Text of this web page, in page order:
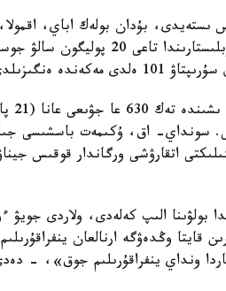
پوليگونى جۇمىس ىستەيدى، بۇدان بولەك اباي،
قازاقستان، باتىس قازاقستان جانە پاۆلودار
اتقارۋشى ورگاندار قوقىس
بولۋىنا الىپ كەلەدى، ولاردى جويۋ
قايتا وڭدەۋگە ارنالعان
ونداي ينفراقۇرىلىم جوق»، -